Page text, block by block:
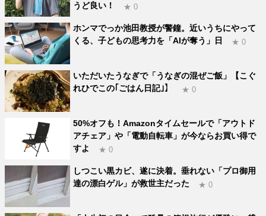
うど良い！
★ 0
ホンマでっか池田教授が警鐘。近いうちにやって
くる、子どもの思考力を「AIが奪う」日
★ 0
いただいたうなぎで「うなぎの混ぜご飯」【こぐ
れひでこの｢ごはん日記｣】
★ 0
50%オフも！Amazonタイムセールで「アウトド
アチェア」や「電動自転車」が今ならお買い得で
すよ
★ 0
しつこい黒カビ、遂に決着。垂れない「プロ御用
達の漂白ゲル」が救世主だった
★ 0